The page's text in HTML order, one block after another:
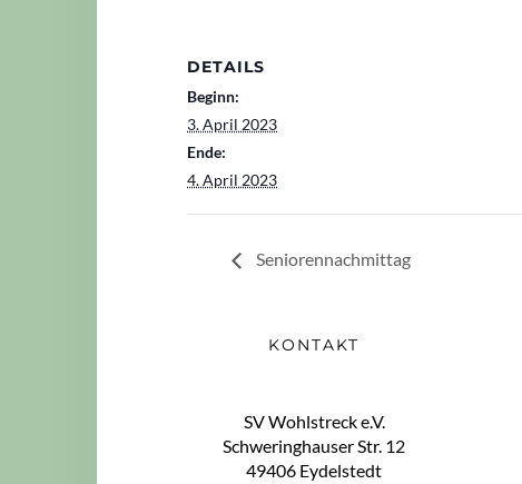
DETAILS
Beginn:
3. April 2023
Ende:
4. April 2023
Seniorennachmittag
KONTAKT
SV Wohlstreck e.V.
Schweringhauser Str. 12
49406 Eydelstedt